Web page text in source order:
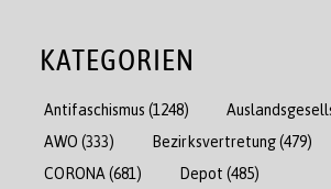
KATEGORIEN
Antifaschismus (1248)
AWO (333) Bezirksvertretung(479)
CORONA (681) Depot (485)